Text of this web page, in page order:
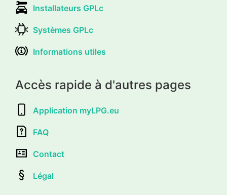
Installateurs GPLc
Systèmes GPLc
Informations utiles
Accès rapide à d'autres pages
Application myLPG.eu
FAQ
Contact
Légal